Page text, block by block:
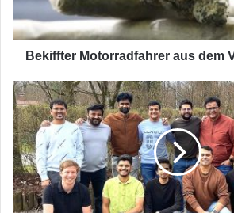
Bekiffter Motorradfahrer aus dem
Mit
Cricket
auf
zu
Olympia
im
Jahr
2028